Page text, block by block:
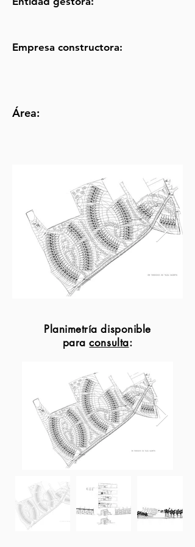
Empresa constructora:
Área:
Planimetría disponible
paraconsulta: